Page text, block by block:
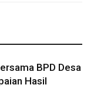
BPD Desa
Hasil